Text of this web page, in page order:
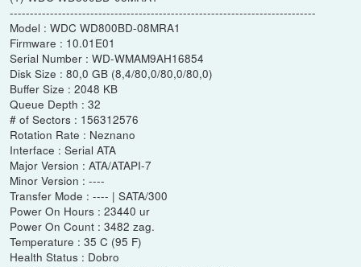
----------------------------------------------------------------------------
Model : WDC WD800BD-08MRA1
Firmware : 10.01E01
Serial Number : WD-WMAM9AH16854
Disk Size : 80,0 GB (8,4/80,0/80,0/80,0)
Buffer Size : 2048 KB
Queue Depth : 32
# of Sectors : 156312576
Rotation Rate : Neznano
Interface : Serial ATA
Major Version : ATA/ATAPI-7
Minor Version : ----
Transfer Mode : ---- | SATA/300
Power On Hours : 23440 ur
Power On Count : 3482 zag.
Temperature : 35 C (95 F)
Health Status : Dobro